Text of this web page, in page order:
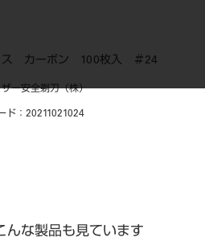
ス カーボン 100枚入 ＃24
ザー安全剃刀（株）
ド ：20211021024
んな製品も見ています